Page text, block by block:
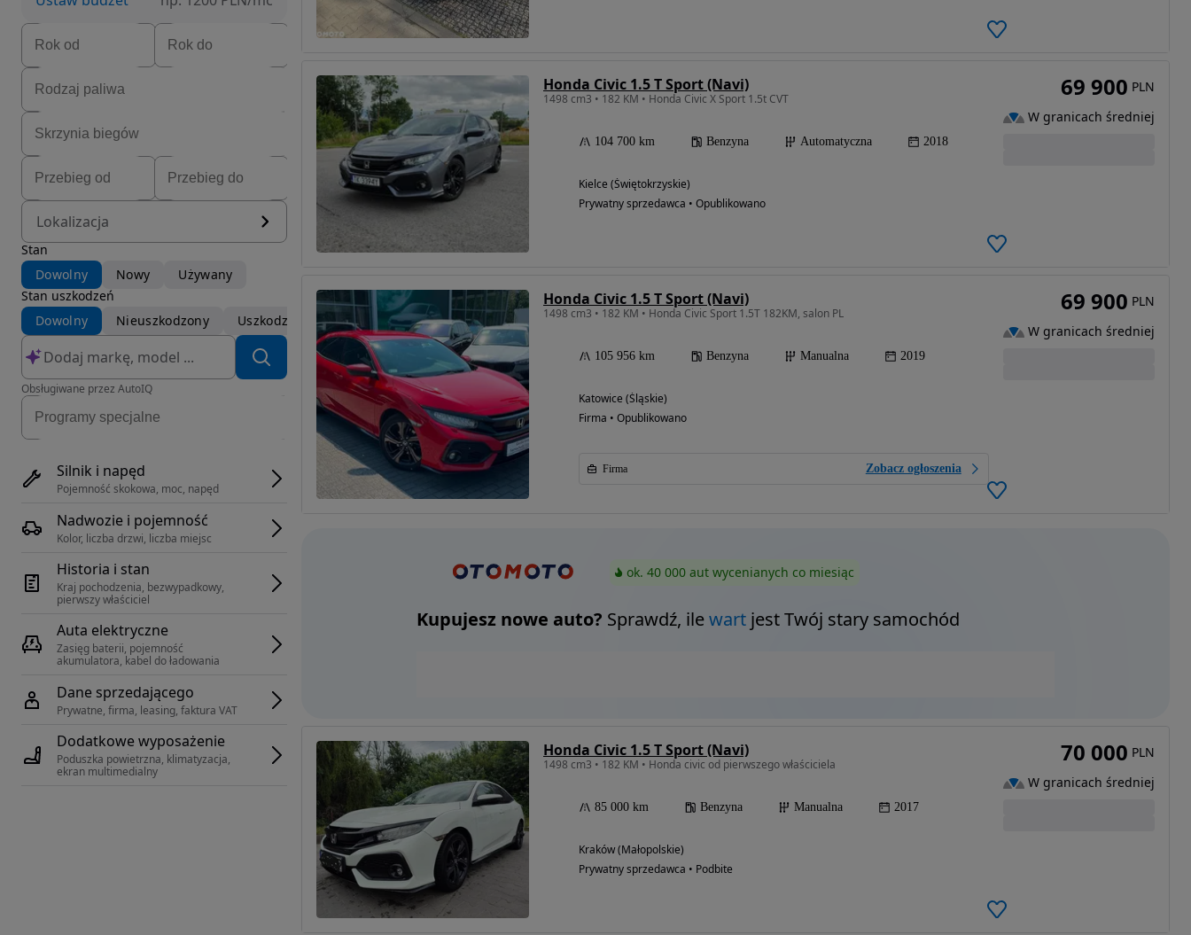
Lokalizacja
Stan
Dowolny
Nowy
Używany
Stan uszkodzeń
Dowolny
Nieuszkodzony Uszkodzony
Obsługiwane przez AutoIQ
Silnik i napęd
Pojemność skokowa, moc, napęd
Nadwozie i pojemność
Kolor, liczba drzwi, liczba miejsc
Historia i stan
Kraj pochodzenia, bezwypadkowy,
pierwszy właściciel
Auta elektryczne
Zasięg baterii, pojemność
akumulatora, kabel do ładowania
Dane sprzedającego
Prywatne, firma, leasing, faktura VAT
Dodatkowe wyposażenie
Poduszka powietrzna, klimatyzacja,
ekran multimedialny
Honda Civic 1.5 T Sport (Navi)
1498 cm3 • 182 KM • Honda Civic X Sport 1.5t CVT
104 700 km Benzyna Automatyczna 2018
Kielce (Świętokrzyskie)
Prywatny sprzedawca • Opublikowano
69 900 PLN
W granicach średniej
Honda Civic 1.5 T Sport (Navi)
1498 cm3 • 182 KM • Honda Civic Sport 1.5T 182KM, salon PL
105 956 km Benzyna Manualna 2019
Katowice (Śląskie)
Firma • Opublikowano
Firma Zobacz ogłoszenia
69 900 PLN
W granicach średniej
ok. 40 000 aut wycenianych co miesiąc
Kupujesz nowe auto? Sprawdź, ilewartjest Twój stary samochód
Honda Civic 1.5 T Sport (Navi)
1498 cm3 • 182 KM • Honda civic od pierwszego właściciela
85 000 km Benzyna Manualna 2017
Kraków (Małopolskie)
Prywatny sprzedawca • Podbite
70 000 PLN
W granicach średniej